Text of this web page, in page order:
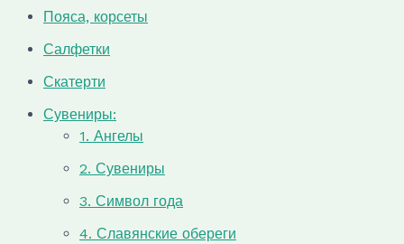
Пояса, корсеты
Салфетки
Скатерти
Сувениры:
1. Ангелы
2. Сувениры
3. Символ года
4. Славянские обереги